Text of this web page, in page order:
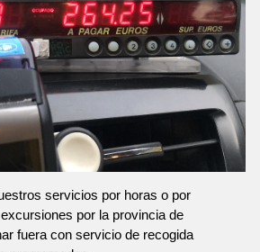
servicios por horas o por
por la provincia de
fuera con servicio de recogida